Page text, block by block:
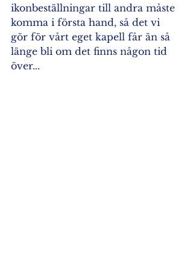
ikonbeställningar till andra måste
komma i första hand, så det vi
gör för vårt eget kapell får än så
länge bli om det finns någon tid
över...